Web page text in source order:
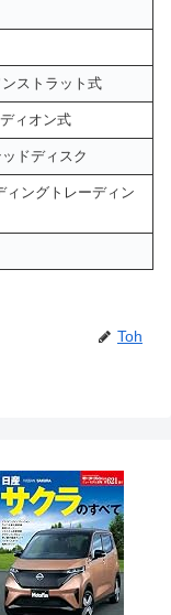
ストラット式
ィオン式
ドディスク
ィングトレーディン
Toh